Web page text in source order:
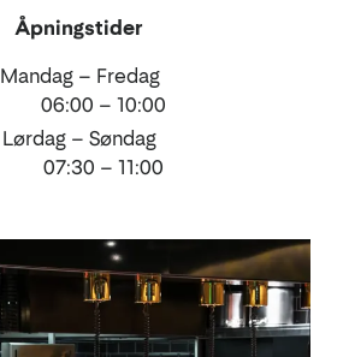
Åpningstider
Mandag – Fredag
06:00 – 10:00
Lørdag – Søndag
07:30 – 11:00